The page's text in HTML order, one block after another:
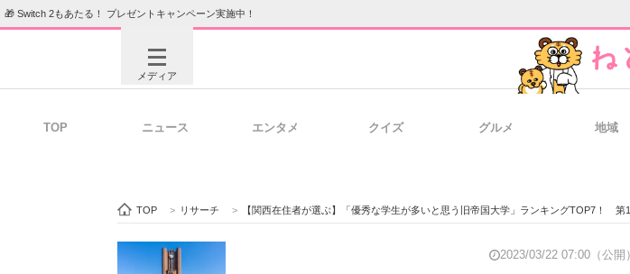
🎁 Switch 2もあたる！ プレゼントキャンペーン実施中！
メディア
ビジネスと働き方のヒント
TOP ニュース エンタメ クイズ グルメ 地域
TOP > リサーチ > 【関西在住者が選ぶ】「優秀な学生が多いと思う旧帝国大学」ランキングTOP7！ 第1位は「
2023/03/22 07:00（公開）